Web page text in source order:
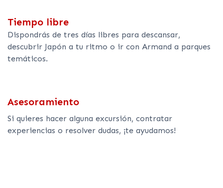
Tiempo libre
Dispondrás de tres días libres para descansar,
descubrir Japón a tu ritmo o ir con Armand a parques
temáticos.
Asesoramiento
Si quieres hacer alguna excursión, contratar
experiencias o resolver dudas, ¡te ayudamos!